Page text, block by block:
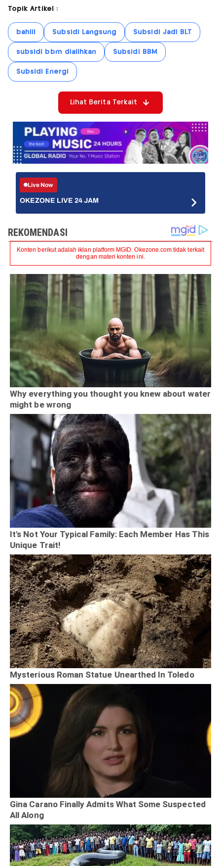
Topik Artikel :
bahlil Subsidi Langsung Subsidi Jadi BLT
subsidi bbm dialihkan Subsidi BBM
Subsidi Energi
Lihat Berita Terkait
Live Now
OKEZONE LIVE 24 JAM